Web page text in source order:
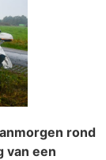
rond
van een